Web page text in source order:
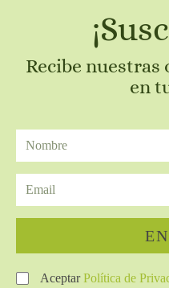
Recibe nuestras
en
AceptarPolítica de